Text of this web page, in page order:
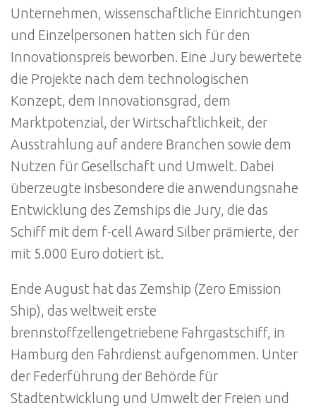
Unternehmen, wissenschaftliche Einrichtungen
und Einzelpersonen hatten sich für den
Innovationspreis beworben. Eine Jury bewertete
die Projekte nach dem technologischen
Konzept, dem Innovationsgrad, dem
Marktpotenzial, der Wirtschaftlichkeit, der
Ausstrahlung auf andere Branchen sowie dem
Nutzen für Gesellschaft und Umwelt. Dabei
überzeugte insbesondere die anwendungsnahe
Entwicklung des Zemships die Jury, die das
Schiff mit dem f-cell Award Silber prämierte, der
mit 5.000 Euro dotiert ist.
Ende August hat das Zemship (Zero Emission
Ship), das weltweit erste
brennstoffzellengetriebene Fahrgastschiff, in
Hamburg den Fahrdienst aufgenommen. Unter
der Federführung der Behörde für
Stadtentwicklung und Umwelt der Freien und